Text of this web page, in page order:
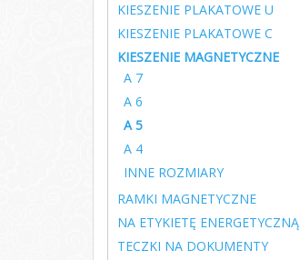
KIESZENIE PLAKATOWE U
KIESZENIE PLAKATOWE C
KIESZENIE MAGNETYCZNE
A 7
A 6
A 5
A 4
INNE ROZMIARY
RAMKI MAGNETYCZNE
NA ETYKIETĘ ENERGETYCZNĄ
TECZKI NA DOKUMENTY